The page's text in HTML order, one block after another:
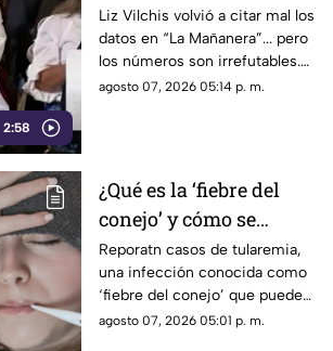
2:58
datos: TV Azteca es el
medio tradicional con
mayor alcance y
credibilidad de México
Liz Vilchis volvió a citar mal los
datos en “La Mañanera”... pero
los números son irrefutables.
El estudio internacional de
evidencia, nadie puede.
agosto 07, 2026 05:14 p. m.
¿Qué es la ‘fiebre del
conejo’ y cómo se
contagia? Reportan
casos de tularemia y
genera alerta en la
población
Reporatn casos de tularemia,
una infección conocida como
‘fiebre del conejo’ que puede
resultar muy grave. Te
agosto 07, 2026 05:01 p. m.